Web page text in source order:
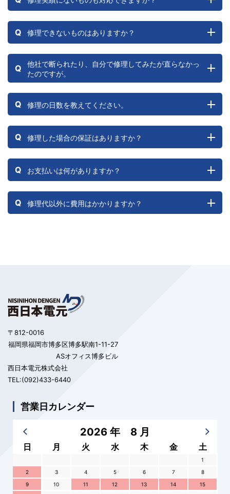
Q 修理できないものはありますか？
Q
他社で断られたり、自分で修理してみたが直らなかっ
たのですが。
Q 修理の日数を教えてください。
Q 修理した場合の保証はありますか？
Q お支払いは何がありますか？
Q 修理代以外に費用はかかりますか？
〒812-0016
福岡県福岡市博多区博多駅南1-11-27
ASオフィス博多ビル
西日本電元株式会社
TEL:(092)433-6440
営業日カレンダー
2026 年 8 月
日 月 火 水 木 金 土
1
2
3 4 5 6 7
8
9
10 11 12 13 14
15